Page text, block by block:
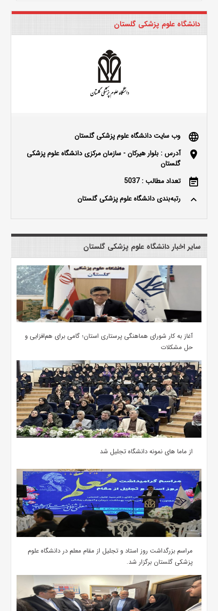
دانشگاه علوم پزشکی گلستان
language وب سایت دانشگاه علوم پزشکی گلستان
location_on
آدرس : بلوار هیرکان - سازمان مرکزی دانشگاه علوم پزشکی
گلستان
event_note تعداد مطالب : 5037
keyboard_arrow_up رتبه‌بندی دانشگاه علوم پزشکی گلستان
سایر اخبار دانشگاه علوم پزشکی گلستان
آغاز به کار شورای هماهنگی پرستاری استان؛ گامی برای هم‌افزایی و
حل مشکلات
از ماما های نمونه دانشگاه تجلیل شد
مراسم بزرگداشت روز استاد و تجلیل از مقام معلم در دانشگاه علوم
پزشکی گلستان برگزار شد.‌